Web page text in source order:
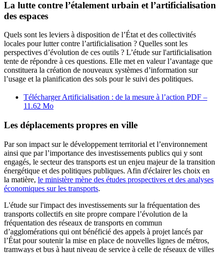
La lutte contre l’étalement urbain et l’artificialisation
des espaces
Quels sont les leviers à disposition de l’État et des collectivités
locales pour lutter contre l’artificialisation ? Quelles sont les
perspectives d’évolution de ces outils ? L’étude sur l'artificialisation
tente de répondre à ces questions. Elle met en valeur l’avantage que
constituera la création de nouveaux systèmes d’information sur
l’usage et la planification des sols pour le suivi des politiques.
Télécharger Artificialisation : de la mesure à l’action PDF –
11.62 Mo
Les déplacements propres en ville
Par son impact sur le développement territorial et l’environnement
ainsi que par l’importance des investissements publics qui y sont
engagés, le secteur des transports est un enjeu majeur de la transition
énergétique et des politiques publiques. Afin d'éclairer les choix en
la matière, le ministère mène des études prospectives et des analyses
économiques sur les transports.
L'étude sur l'impact des investissements sur la fréquentation des
transports collectifs en site propre compare l’évolution de la
fréquentation des réseaux de transports en commun
d’agglomérations qui ont bénéficié des appels à projet lancés par
l’État pour soutenir la mise en place de nouvelles lignes de métros,
tramways et bus à haut niveau de service à celle de réseaux de villes